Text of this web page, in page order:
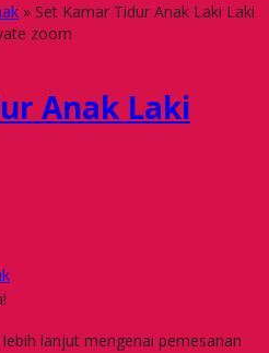
» Set Kamar Tidur Anak Laki Laki
zoom
Anak Laki
lanjut mengenai pemesanan